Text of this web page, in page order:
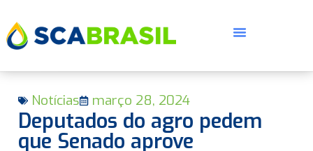
Notícias março 28, 2024
Deputados do agro pedem
que Senado aprove